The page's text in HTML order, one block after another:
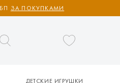
ЗА ПОКУПКАМИ
ДЕТСКИЕ ИГРУШКИ